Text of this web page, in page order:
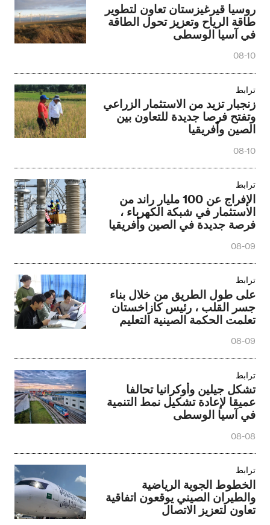
روسيا قيرغيزستان تعاون لتطوير
طاقة الرياح وتعزيز تحول الطاقة
في آسيا الوسطى
08-10
ترابط
زنجبار تزيد من الاستثمار الزراعي
وتفتح فرصا جديدة للتعاون بين
الصين وأفريقيا
08-10
ترابط
الإفراج عن 100 مليار راند من
الاستثمار في شبكة الكهرباء ،
فرصة جديدة في الصين وأفريقيا
08-09
ترابط
على طول الطريق من خلال بناء
جسر القلب ، رئيس كازاخستان
تعلمت الحكمة الصينية التعليم
08-09
ترابط
تشكل جيلين وأوكرانيا تحالفا
عميقا لإعادة تشكيل نمط التنمية
في آسيا الوسطى
08-08
ترابط
الخطوط الجوية الرياضية
والطيران الصيني يوقعون اتفاقية
تعاون لتعزيز الاتصال